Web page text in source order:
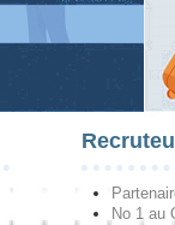
No 1 au